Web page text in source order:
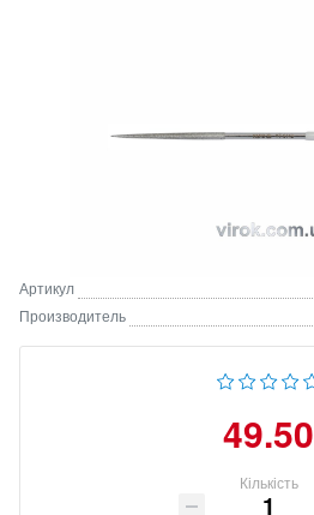
Артикул
Производитель
49.50
Кількість